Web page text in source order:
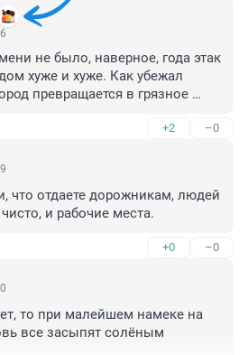
не было, наверное, года этак
хуже и хуже. Как убежал
превращается в грязное
+2 –0
что отдаете дорожникам, людей
и рабочие места.
+0 –0
то при малейшем намеке на
все засыпят солёным